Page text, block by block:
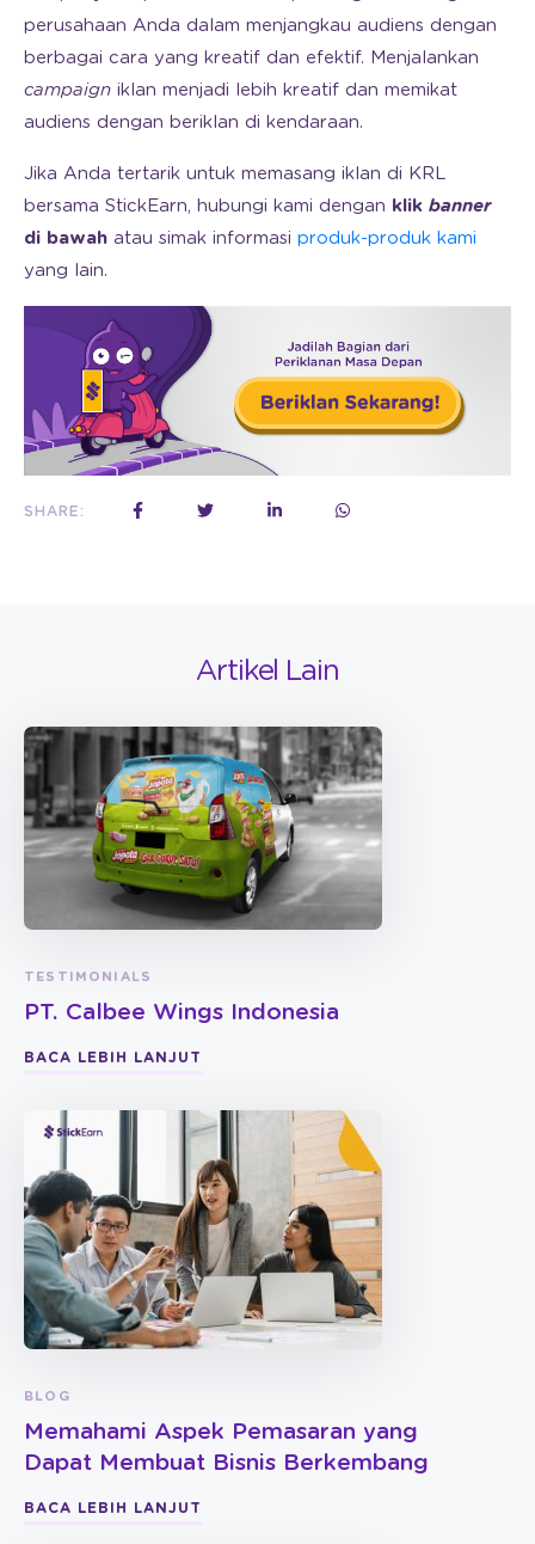
perusahaan Anda dalam menjangkau audiens dengan
berbagai cara yang kreatif dan efektif. Menjalankan
campaign iklan menjadi lebih kreatif dan memikat
audiens dengan beriklan di kendaraan.
Jika Anda tertarik untuk memasang iklan di KRL
bersama StickEarn, hubungi kami dengan klik banner
di bawah atau simak informasi produk-produk kami
yang lain.
SHARE:
Artikel Lain
TESTIMONIALS
PT. Calbee Wings Indonesia
BACA LEBIH LANJUT
BLOG
Memahami Aspek Pemasaran yang
Dapat Membuat Bisnis Berkembang
BACA LEBIH LANJUT